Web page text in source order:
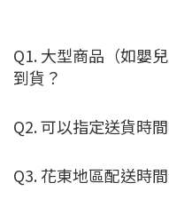
Q1. 大型商品（如嬰
到貨？
Q2. 可以指定送貨時
Q3. 花東地區配送時